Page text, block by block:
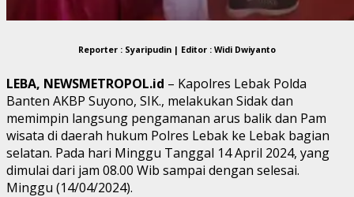
Reporter : Syaripudin | Editor : Widi Dwiyanto
LEBA, NEWSMETROPOL.id – Kapolres Lebak Polda
Banten AKBP Suyono, SIK., melakukan Sidak dan
memimpin langsung pengamanan arus balik dan Pam
wisata di daerah hukum Polres Lebak ke Lebak bagian
selatan. Pada hari Minggu Tanggal 14 April 2024, yang
dimulai dari jam 08.00 Wib sampai dengan selesai.
Minggu (14/04/2024).